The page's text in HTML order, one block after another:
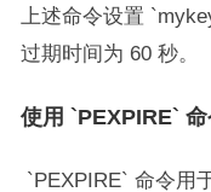
上述命令设置
过期时间为 60 秒。
使用 `PEXPIRE` 命
`PEXPIRE` 命令用